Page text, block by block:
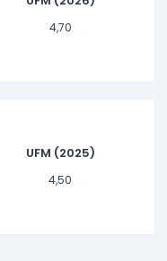
4,70
UFM (2025)
4,50